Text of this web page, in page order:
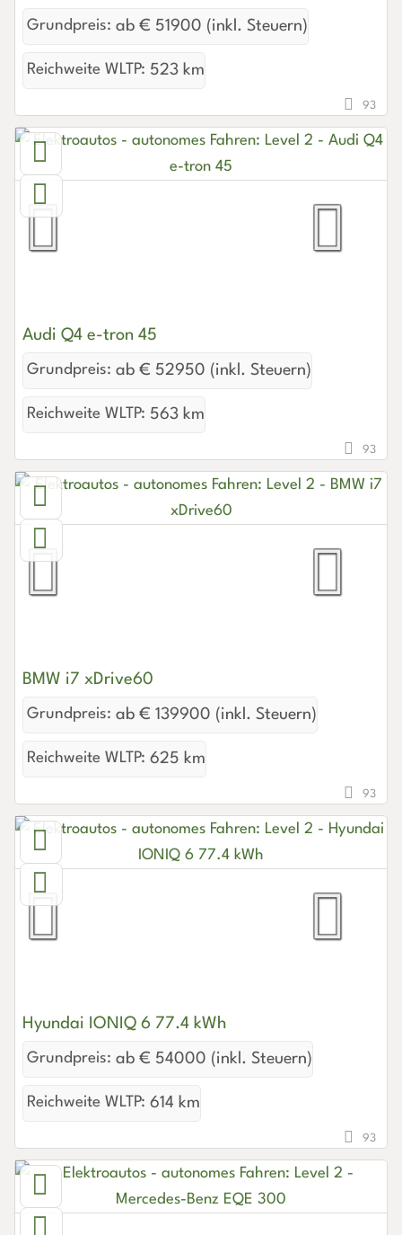
Grundpreis: ab € 51900 (inkl. Steuern)
Reichweite WLTP: 523 km
93
Audi Q4 e-tron 45
Grundpreis: ab € 52950 (inkl. Steuern)
Reichweite WLTP: 563 km
93
BMW i7 xDrive60
Grundpreis: ab € 139900 (inkl. Steuern)
Reichweite WLTP: 625 km
93
Hyundai IONIQ 6 77.4 kWh
Grundpreis: ab € 54000 (inkl. Steuern)
Reichweite WLTP: 614 km
93